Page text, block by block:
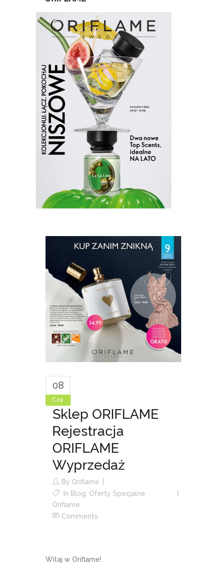
08
Cze
Sklep ORIFLAME
Rejestracja
ORIFLAME
Wyprzedaż
By Oriflame
In Blog Oferty Specjalne
Oriflame
Comments
Witaj w Oriflame!